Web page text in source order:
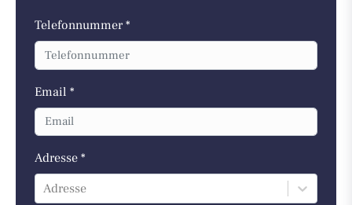
Telefonnummer *
Email *
Adresse *
Adresse